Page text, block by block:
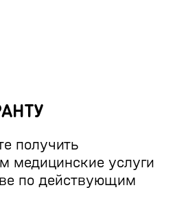
получить
медицинские услуги
по действующим